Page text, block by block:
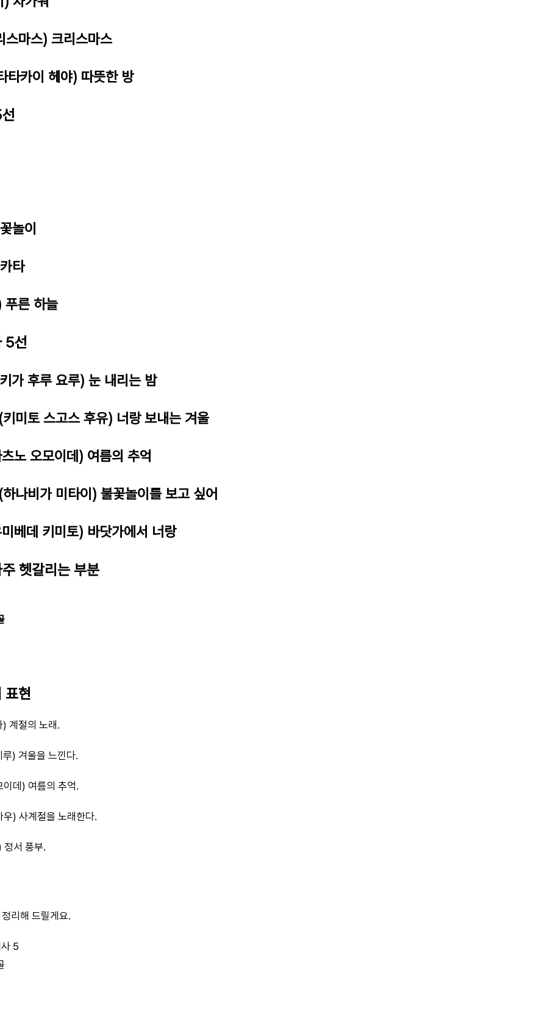
마스) 크리스마스
카이 헤야) 따뜻한 방
놀이
타
른 하늘
5선
가 후루 요루) 눈 내리는 밤
미토 스고스 후유) 너랑 보내는 겨울
노 오모이데) 여름의 추억
나비가 미타이) 불꽃놀이를 보고 싶어
베데 키미토) 바닷가에서 너랑
헷갈리는 부분
표현
계절의 노래.
) 겨울을 느낀다.
이데) 여름의 추억.
우) 사계절을 노래한다.
정서 풍부.
리해 드릴게요.
5